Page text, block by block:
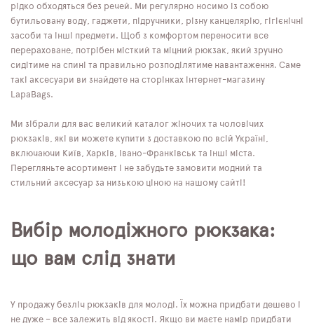
рідко обходяться без речей. Ми регулярно носимо із собою
бутильовану воду, гаджети, підручники, різну канцелярію, гігієнічні
засоби та інші предмети. Щоб з комфортом переносити все
перераховане, потрібен місткий та міцний рюкзак, який зручно
сидітиме на спині та правильно розподілятиме навантаження. Саме
такі аксесуари ви знайдете на сторінках інтернет-магазину
LapaBags.
Ми зібрали для вас великий каталог жіночих та чоловічих
рюкзаків, які ви можете купити з доставкою по всій Україні,
включаючи Київ, Харків, Івано-Франківськ та інші міста.
Перегляньте асортимент і не забудьте замовити модний та
стильний аксесуар за низькою ціною на нашому сайті!
Вибір молодіжного рюкзака:
що вам слід знати
У продажу безліч рюкзаків для молоді. Їх можна придбати дешево і
не дуже – все залежить від якості. Якщо ви маєте намір придбати